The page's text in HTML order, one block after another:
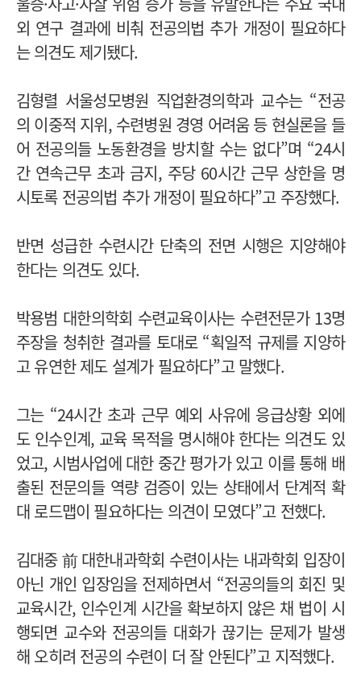
외 연구 결과에 비춰 전공의법 추가 개정이 필요하다
는 의견도 제기됐다.
김형렬 서울성모병원 직업환경의학과 교수는 “전공
의 이중적 지위, 수련병원 경영 어려움 등 현실론을 들
어 전공의들 노동환경을 방치할 수는 없다”며 “24시
간 연속근무 초과 금지, 주당 60시간 근무 상한을 명
시토록 전공의법 추가 개정이 필요하다”고 주장했다.
반면 성급한 수련시간 단축의 전면 시행은 지양해야
한다는 의견도 있다.
박용범 대한의학회 수련교육이사는 수련전문가 13명
주장을 청취한 결과를 토대로 “획일적 규제를 지양하
고 유연한 제도 설계가 필요하다”고 말했다.
그는 “24시간 초과 근무 예외 사유에 응급상황 외에
도 인수인계, 교육 목적을 명시해야 한다는 의견도 있
었고, 시범사업에 대한 중간 평가가 있고 이를 통해 배
출된 전문의들 역량 검증이 있는 상태에서 단계적 확
대 로드맵이 필요하다는 의견이 모였다”고 전했다.
김대중 前 대한내과학회 수련이사는 내과학회 입장이
아닌 개인 입장임을 전제하면서 “전공의들의 회진 및
교육시간, 인수인계 시간을 확보하지 않은 채 법이 시
행되면 교수와 전공의들 대화가 끊기는 문제가 발생
해 오히려 전공의 수련이 더 잘 안된다”고 지적했다.